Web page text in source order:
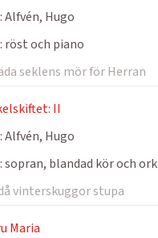
Alfvén, Hugo
röst och piano
seklens mör för Herran
II
Alfvén, Hugo
sopran, blandad kör och ork
vinterskuggor stupa
Maria